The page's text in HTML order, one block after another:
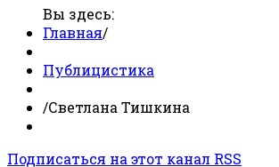
Вы здесь:
Главная/
Публицистика
/Светлана Тишкина
Подписаться на этот канал RSS